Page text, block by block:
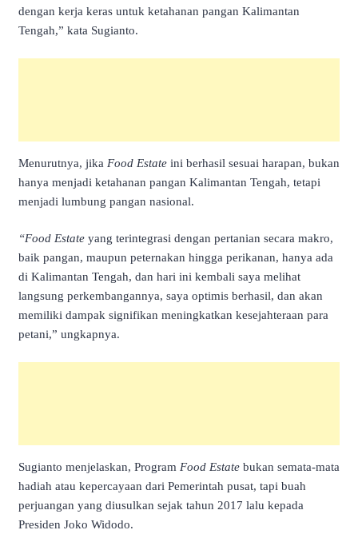
dengan kerja keras untuk ketahanan pangan Kalimantan
Tengah,” kata Sugianto.
Menurutnya, jika Food Estate ini berhasil sesuai harapan, bukan
hanya menjadi ketahanan pangan Kalimantan Tengah, tetapi
menjadi lumbung pangan nasional.
“Food Estate yang terintegrasi dengan pertanian secara makro,
baik pangan, maupun peternakan hingga perikanan, hanya ada
di Kalimantan Tengah, dan hari ini kembali saya melihat
langsung perkembangannya, saya optimis berhasil, dan akan
memiliki dampak signifikan meningkatkan kesejahteraan para
petani,” ungkapnya.
Sugianto menjelaskan, Program Food Estate bukan semata-mata
hadiah atau kepercayaan dari Pemerintah pusat, tapi buah
perjuangan yang diusulkan sejak tahun 2017 lalu kepada
Presiden Joko Widodo.